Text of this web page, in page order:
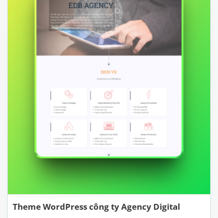
Theme WordPress công ty Agency Digital